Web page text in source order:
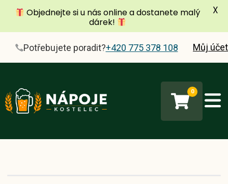
Potřebujete poradit?+420 775 378 108 Můj účet
0
Objednejte si u nás online a dostanete malý
dárek!
X